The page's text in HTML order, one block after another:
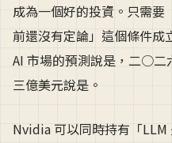
成為一個好的投資。只需要
前還沒有定論」這個條件成
AI 市場的預測說是，二○二
三億美元說是。
Nvidia 可以同時持有「